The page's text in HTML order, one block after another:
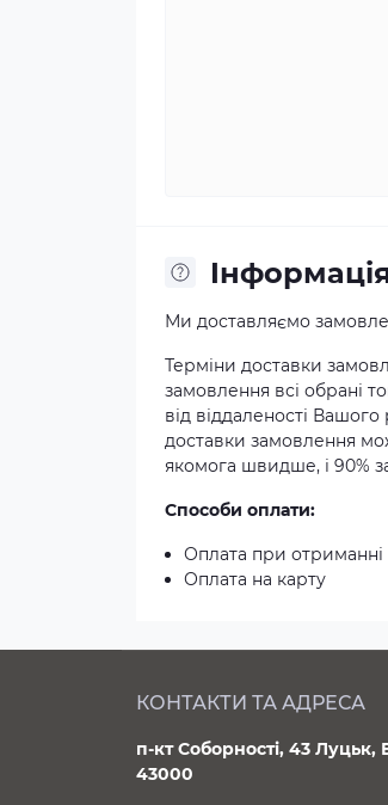
Ми доставляємо
Терміни доставки
замовлення всі обрані
від віддаленості
доставки замовлення
якомога швидше, і 90%
Способи оплати:
Оплата при отриманні
Оплата на карту
КОНТАКТИ ТА АДРЕСА
п-кт Соборності, 43 Луцьк,
43000